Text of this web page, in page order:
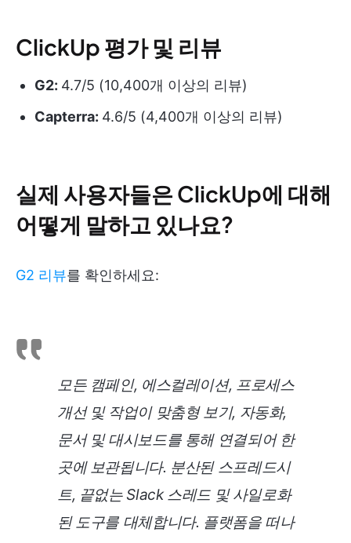
ClickUp 평가 및 리뷰
G2: 4.7/5 (10,400개 이상의 리뷰)
Capterra: 4.6/5 (4,400개 이상의 리뷰)
실제 사용자들은 ClickUp에 대해
어떻게 말하고 있나요?
G2 리뷰를 확인하세요:
모든 캠페인, 에스컬레이션, 프로세스
개선 및 작업이 맞춤형 보기, 자동화,
문서 및 대시보드를 통해 연결되어 한
곳에 보관됩니다. 분산된 스프레드시
트, 끝없는 Slack 스레드 및 사일로화
된 도구를 대체합니다. 플랫폼을 떠나